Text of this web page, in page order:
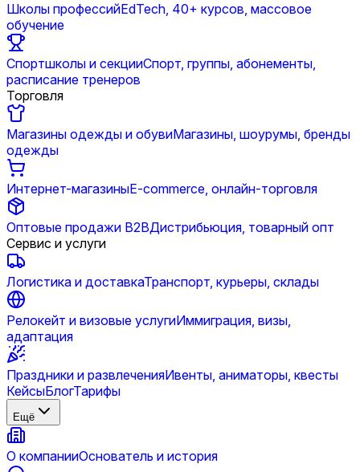
Школы профессийEdTech, 40+ курсов, массовое
обучение
Спортшколы и секцииСпорт, группы, абонементы,
расписание тренеров
Торговля
Магазины одежды и обувиМагазины, шоурумы, бренды
одежды
Интернет-магазиныE-commerce, онлайн-торговля
Оптовые продажи B2BДистрибьюция, товарный опт
Сервис и услуги
Логистика и доставкаТранспорт, курьеры, склады
Релокейт и визовые услугиИммиграция, визы,
адаптация
Праздники и развлеченияИвенты, аниматоры, квесты
КейсыБлогТарифы
Ещё
О компанииОснователь и история